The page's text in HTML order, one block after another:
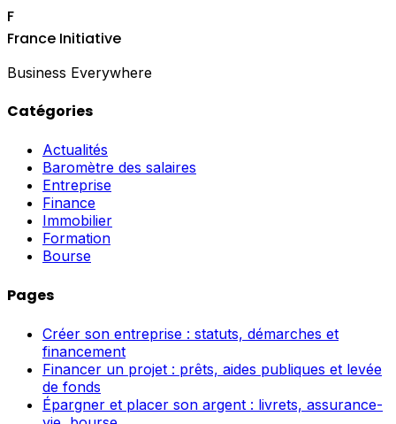
F
France Initiative
Business Everywhere
Catégories
Actualités
Baromètre des salaires
Entreprise
Finance
Immobilier
Formation
Bourse
Pages
Créer son entreprise : statuts, démarches et
financement
Financer un projet : prêts, aides publiques et levée
de fonds
Épargner et placer son argent : livrets, assurance-